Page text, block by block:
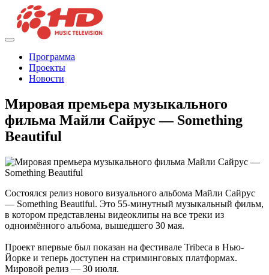
Программа
Проекты
Новости
Мировая премьера музыкального
фильма Майли Сайрус — Something
Beautiful
Состоялся релиз нового визуального альбома Майли Сайрус
— Something Beautiful. Это 55-минутный музыкальный фильм,
в котором представлены видеоклипы на все треки из
одноимённого альбома, вышедшего 30 мая.
Проект впервые был показан на фестивале Tribeca в Нью-
Йорке и теперь доступен на стриминговых платформах.
Мировой релиз — 30 июля.